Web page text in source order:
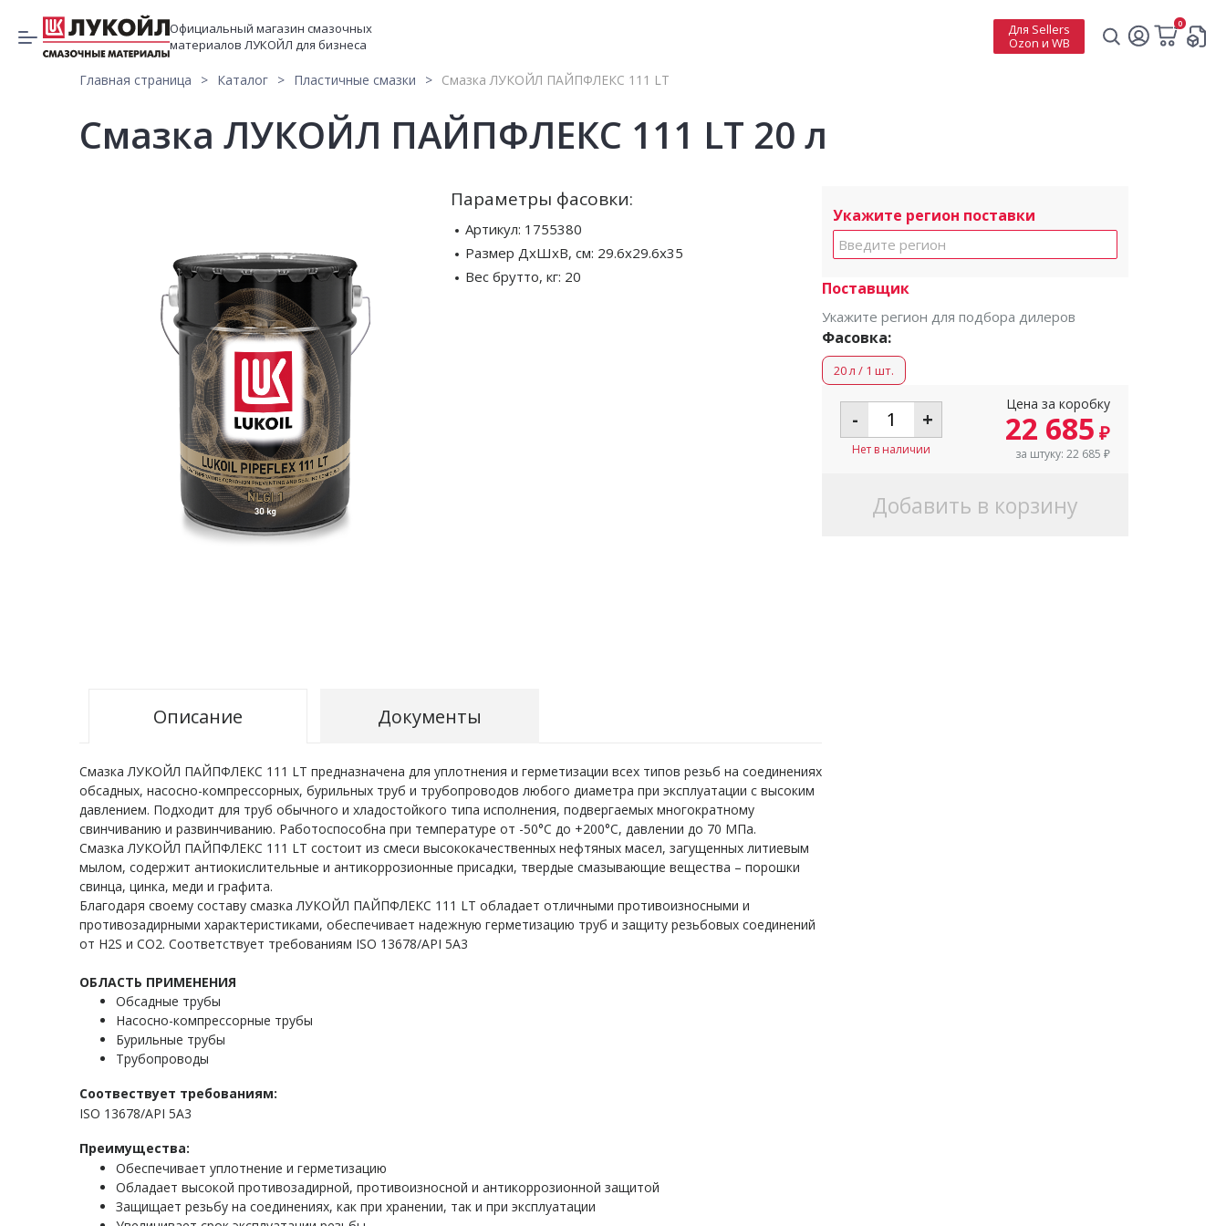
Официальный магазин смазочных
материалов ЛУКОЙЛ для бизнеса
Для Sellers
Ozon и WB
0
Главная страница Каталог Пластичные смазки Смазка ЛУКОЙЛ ПАЙПФЛЕКС 111 LT
Смазка ЛУКОЙЛ ПАЙПФЛЕКС 111 LT 20 л
Параметры фасовки:
Артикул: 1755380
Размер ДхШхВ, см: 29.6x29.6x35
Вес брутто, кг: 20
Описание Документы
Смазка ЛУКОЙЛ ПАЙПФЛЕКС 111 LT предназначена для уплотнения и герметизации всех типов резьб на соединениях
обсадных, насосно-компрессорных, бурильных труб и трубопроводов любого диаметра при эксплуатации с высоким
давлением. Подходит для труб обычного и хладостойкого типа исполнения, подвергаемых многократному
свинчиванию и развинчиванию. Работоспособна при температуре от -50°С до +200°С, давлении до 70 МПа.
Смазка ЛУКОЙЛ ПАЙПФЛЕКС 111 LT состоит из смеси высококачественных нефтяных масел, загущенных литиевым
мылом, содержит антиокислительные и антикоррозионные присадки, твердые смазывающие вещества – порошки
свинца, цинка, меди и графита.
Благодаря своему составу смазка ЛУКОЙЛ ПАЙПФЛЕКС 111 LT обладает отличными противоизносными и
противозадирными характеристиками, обеспечивает надежную герметизацию труб и защиту резьбовых соединений
от H2S и CO2. Соответствует требованиям ISO 13678/API 5A3
ОБЛАСТЬ ПРИМЕНЕНИЯ
Обсадные трубы
Насосно-компрессорные трубы
Бурильные трубы
Трубопроводы
Соотвествует требованиям:
ISO 13678/API 5A3
Преимущества:
Обеспечивает уплотнение и герметизацию
Обладает высокой противозадирной, противоизносной и антикоррозионной защитой
Защищает резьбу на соединениях, как при хранении, так и при эксплуатации
Укажите регион поставки
Поставщик
Укажите регион для подбора дилеров
Фасовка:
20 л / 1 шт.
- +
Нет в наличии
Цена за коробку
22 685 ₽
за штуку: 22 685 ₽
Добавить в корзину